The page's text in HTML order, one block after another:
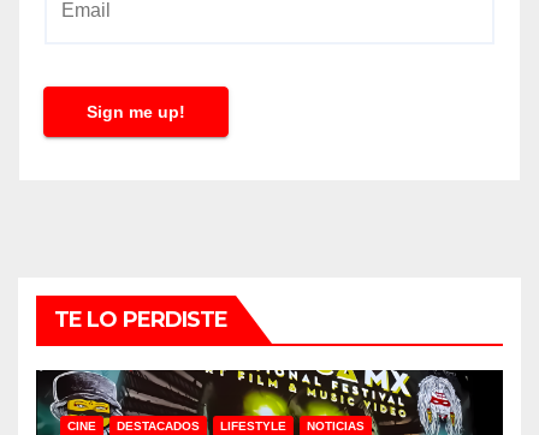
l
Sign me up!
TE LO PERDISTE
CINE DESTACADOS LIFESTYLE NOTICIAS